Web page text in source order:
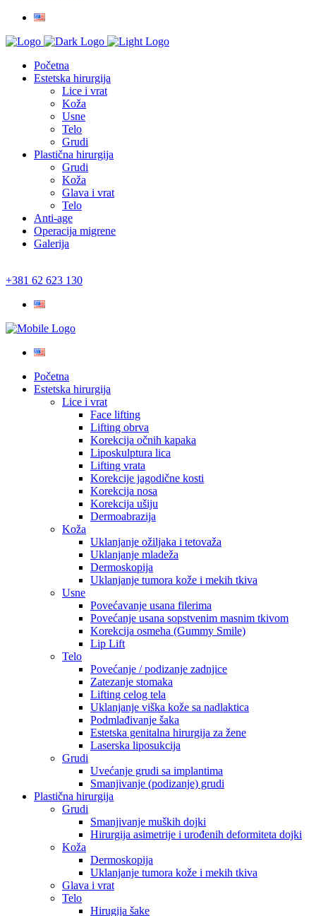
Početna
Estetska hirurgija
Lice i vrat
Koža
Usne
Telo
Grudi
Plastična hirurgija
Grudi
Koža
Glava i vrat
Telo
Anti-age
Operacija migrene
Galerija
+381 62 623 130
Početna
Estetska hirurgija
Lice i vrat
Face lifting
Lifting obrva
Korekcija očnih kapaka
Liposkulptura lica
Lifting vrata
Korekcije jagodične kosti
Korekcija nosa
Korekcija ušiju
Dermoabrazija
Koža
Uklanjanje ožiljaka i tetovaža
Uklanjanje mladeža
Dermoskopija
Uklanjanje tumora kože i mekih tkiva
Usne
Povećavanje usana filerima
Povećanje usana sopstvenim masnim tkivom
Korekcija osmeha (Gummy Smile)
Lip Lift
Telo
Povećanje / podizanje zadnjice
Zatezanje stomaka
Lifting celog tela
Uklanjanje viška kože sa nadlaktica
Podmlađivanje šaka
Estetska genitalna hirurgija za žene
Laserska liposukcija
Grudi
Uvećanje grudi sa implantima
Smanjivanje (podizanje) grudi
Plastična hirurgija
Grudi
Smanjivanje muških dojki
Hirurgija asimetrije i urođenih deformiteta dojki
Koža
Dermoskopija
Uklanjanje tumora kože i mekih tkiva
Glava i vrat
Telo
Hirugija šake